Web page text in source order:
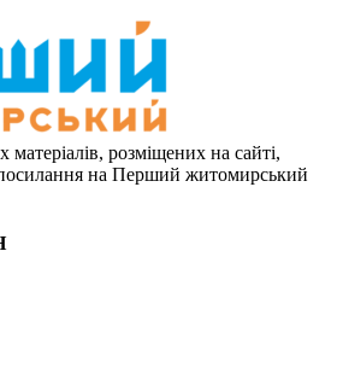
розміщених на сайті,
посилання на Перший житомирський